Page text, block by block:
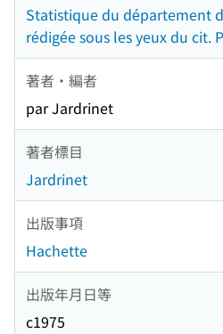
Statistique du département
rédigée sous les yeux du cit.
著者・編者
par Jardrinet
著者標目
Jardrinet
出版事項
Hachette
出版年月日等
c1975